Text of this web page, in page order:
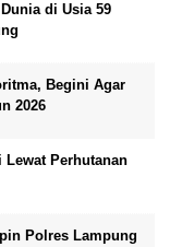
di Usia 59
Begini Agar
2026
Lewat Perhutanan
Polres Lampung